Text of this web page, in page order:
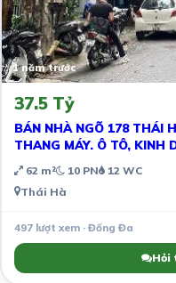
1 năm trước
37.5 Tỷ
BÁN NHÀ NGÕ 178 THÁI
THANG MÁY. Ô TÔ, KINH
62 m² 10 PN 12 WC
Thái Hà
497 lượt xem · Đống Đa
Hỏi